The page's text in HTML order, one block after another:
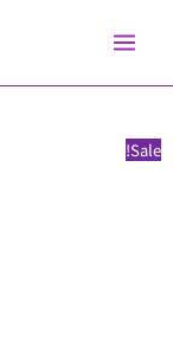
Sale!